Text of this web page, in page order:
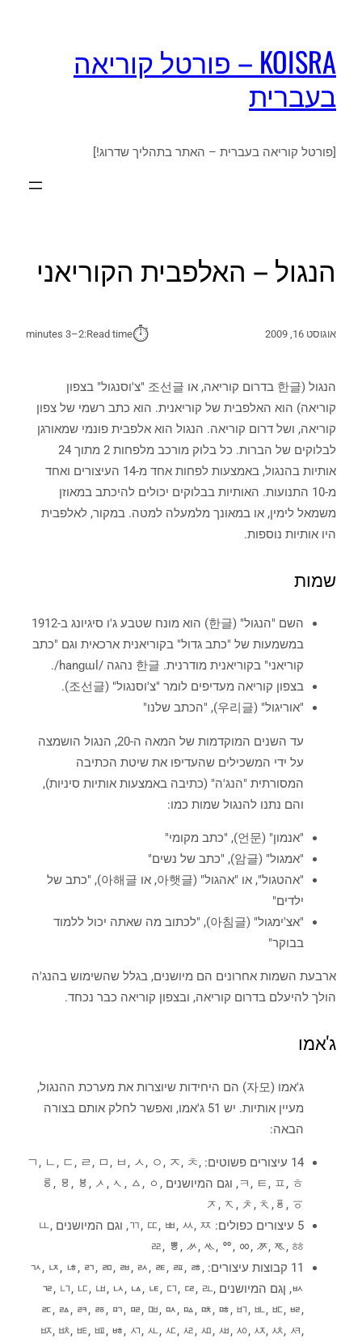
KOISRA – פורטל קוריאה
בעברית
[פורטל קוריאה בעברית – האתר בתהליך שדרוג!]
הנגול – האלפבית הקוריאני
אוגוסט 16, 2009 ⏱︎
Read time:
2–3 minutes
הנגול (한글 בדרום קוריאה, או 조선글 "צ'וסנגול" בצפון
קוריאה) הוא האלפבית של קוריאנית. הוא כתב רשמי של צפון
קוריאה, ושל דרום קוריאה. הנגול הוא אלפבית פונמי שמאורגן
לבלוקים של הברות. כל בלוק מורכב מלפחות 2 מתוך 24
אותיות בהנגול, באמצעות לפחות אחד מ-14 העיצורים ואחד
מ-10 התנועות. האותיות בבלוקים יכולים להיכתב במאוזן
משמאל לימין, או במאונך מלמעלה למטה. במקור, לאלפבית
היו אותיות נוספות.
שמות
השם "הנגול" (한글) הוא מונח שטבע ג'ו סיגיונג ב-1912
במשמעות של "כתב גדול" בקוריאנית ארכאית וגם "כתב
קוריאני" בקוריאנית מודרנית. 한글 נהגה /hanɡɯl/.
בצפון קוריאה מעדיפים לומר "צ'וסנגול" (조선글).
"אוריגול" (우리글), "הכתב שלנו"
עד השנים המוקדמות של המאה ה-20, הנגול הושמצה
על ידי המשכילים שהעדיפו את שיטת הכתיבה
המסורתית "הנג'ה" (כתיבה באמצעות אותיות סיניות),
והם נתנו להנגול שמות כמו:
"אנמון" (언문), "כתב מקומי"
"אמגול" (암글), "כתב של נשים"
"אהטגול", או "אהגול" (아햇글, או 아해글), "כתב של
ילדים"
"אצ'ימגול" (아침글), "לכתוב מה שאתה יכול ללמוד
בבוקר"
ארבעת השמות אחרונים הם מיושנים, בגלל שהשימוש בהנג'ה
הולך להיעלם בדרום קוריאה, ובצפון קוריאה כבר נכחד.
ג'אמו
ג'אמו (자모) הם היחידות שיוצרות את מערכת ההנגול,
מעיין אותיות. יש 51 ג'אמו, ואפשר לחלק אותם בצורה
הבאה:
14 עיצורים פשוטים: ㄱ, ㄴ, ㄷ, ㄹ, ㅁ, ㅂ, ㅅ, ㅇ, ㅈ, ㅊ,
ㅋ, ㅌ, ㅍ, ㅎ, וגם המיושנים ᄛ, ㅱ, ㅸ, ᄼ, ᄾ, ㅿ, ㆁ,
ᅎ, ᅐ, ᅔ, ᅕ,ㆄ, ㆆ
5 עיצורים כפולים: ㄲ, ㄸ, ㅃ, ㅆ, ㅉ, וגם המיושנים ㅥ,
ᄙ, ㅹ, ᄽ, ᄿ, ᅇ, ᇮ, ᅏ, ᅑ, ㆅ
11 קבוצות עיצורים: ㄳ, ㄵ, ㄶ, ㄺ, ㄻ, ㄼ, ㄽ, ㄾ, ㄿ, ㅀ,
ㅄ, ןגם המיושנים ᇃ, ᄓ, ㅦ, ᄖ, ㅧ, ㅨ, ᇉ, ᄗ, ᇋ, ᄘ,
ㅪ, ㅬ, ᇘ, ㅭ, ᇚ, ᇛ, ㅮ, ㅯ, ㅰ, ᇠ, ᇡ, ㅲ, ᄟ, ㅳ, ᇣ,
ㅶ, ᄨ, ㅷ, ᄪ, ᇥ, ㅺ, ㅻ, ㅼ, ᄰ, ᄱ, ㅽ, ᄵ, ㅾ, ᄷ, ᄸ,